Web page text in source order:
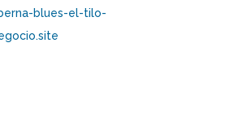
blues-el-tilo-